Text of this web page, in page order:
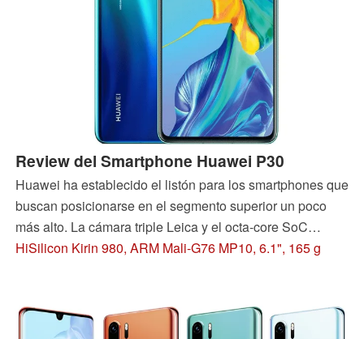
Review del Smartphone Huawei P30
Huawei ha establecido el listón para los smartphones que
buscan posicionarse en el segmento superior un poco
más alto. La cámara triple Leica y el octa-core SoC
suenan bien sobre el papel, y el resto de la especificación
la mesa.
HiSilicon Kirin 980, ARM Mali-G76 MP10, 6.1", 165 g